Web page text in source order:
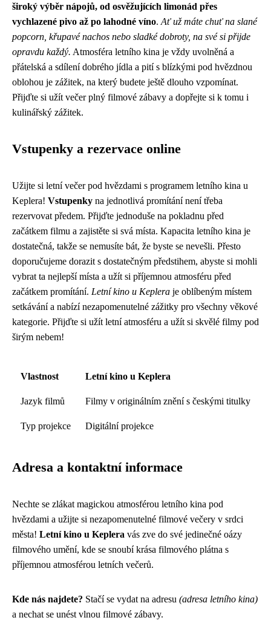
široký výběr nápojů, od osvěžujících limonád přes
vychlazené pivo až po lahodné víno. Ať už máte chuť na slané
popcorn, křupavé nachos nebo sladké dobroty, na své si přijde
opravdu každý. Atmosféra letního kina je vždy uvolněná a
přátelská a sdílení dobrého jídla a pití s blízkými pod hvězdnou
oblohou je zážitek, na který budete ještě dlouho vzpomínat.
Přijďte si užít večer plný filmové zábavy a dopřejte si k tomu i
kulinářský zážitek.
Vstupenky a rezervace online
Užijte si letní večer pod hvězdami s programem letního kina u
Keplera! Vstupenky na jednotlivá promítání není třeba
rezervovat předem. Přijďte jednoduše na pokladnu před
začátkem filmu a zajistěte si svá místa. Kapacita letního kina je
dostatečná, takže se nemusíte bát, že byste se nevešli. Přesto
doporučujeme dorazit s dostatečným předstihem, abyste si mohli
vybrat ta nejlepší místa a užít si příjemnou atmosféru před
začátkem promítání. Letní kino u Keplera je oblíbeným místem
setkávání a nabízí nezapomenutelné zážitky pro všechny věkové
kategorie. Přijďte si užít letní atmosféru a užít si skvělé filmy pod
širým nebem!
Vlastnost Letní kino u Keplera
Jazyk filmů Filmy v originálním znění s českými titulky
Typ projekce Digitální projekce
Adresa a kontaktní informace
Nechte se zlákat magickou atmosférou letního kina pod
hvězdami a užijte si nezapomenutelné filmové večery v srdci
města! Letní kino u Keplera vás zve do své jedinečné oázy
filmového umění, kde se snoubí krása filmového plátna s
příjemnou atmosférou letních večerů.
Kde nás najdete? Stačí se vydat na adresu (adresa letního kina)
a nechat se unést vlnou filmové zábavy.